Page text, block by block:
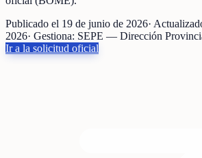
Publicado el 19 de junio de 2026·
2026· Gestiona: SEPE — Dirección
Ir a la solicitud oficial